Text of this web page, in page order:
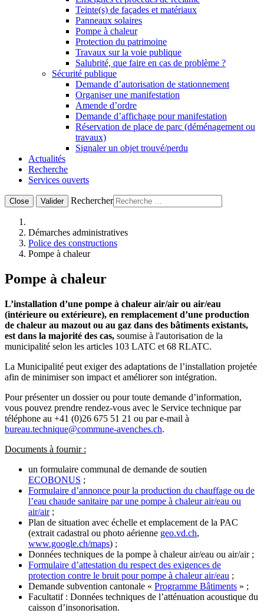
Teinte(s) de façades et matériaux
Panneaux solaires
Pompe à chaleur
Protection du patrimoine
Travaux sur la voie publique
Salubrité, que faire en cas de problème ?
Sécurité publique
Demande d’autorisation de stationnement
Organiser une manifestation
Amende d’ordre
Demande d’affichage pour manifestation
Réservation de place de parc (déménagement ou
travaux)
Signaler un objet trouvé/perdu
Actualités
Recherche
Services ouverts
Close Valider Rechercher
Démarches administratives
Police des constructions
Pompe à chaleur
Pompe à chaleur
L’installation d’une pompe à chaleur air/air ou air/eau
(intérieure ou extérieure), en remplacement d’une production
de chaleur au mazout ou au gaz dans des bâtiments existants,
est dans la majorité des cas, soumise à l'autorisation de la
municipalité selon les articles 103 LATC et 68 RLATC.
La Municipalité peut exiger des adaptations de l’installation projetée
afin de minimiser son impact et améliorer son intégration.
Pour présenter un dossier ou pour toute demande d’information,
vous pouvez prendre rendez-vous avec le Service technique par
téléphone au +41 (0)26 675 51 21 ou par e-mail à
bureau.technique@commune-avenches.ch.
Documents à fournir :
un formulaire communal de demande de soutien
ECOBONUS ;
Formulaire d’annonce pour la production du chauffage ou de
l’eau chaude sanitaire par une pompe à chaleur air/eau ou
air/air;
Plan de situation avec échelle et emplacement de la PAC
(extrait cadastral ou photo aérienne geo.vd.ch,
www.google.ch/maps) ;
Données techniques de la pompe à chaleur air/eau ou air/air ;
Formulaire d’attestation du respect des exigences de
protection contre le bruit pour pompe à chaleur air/eau ;
Demande subvention cantonale « Programme Bâtiments » ;
Facultatif : Données techniques de l’atténuation acoustique du
caisson d’insonorisation.